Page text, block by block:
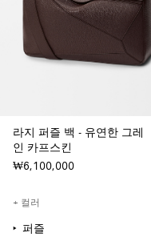
라지 퍼즐 백 - 유연한 그레
인 카프스킨
₩6,100,000
+ 컬러
퍼즐